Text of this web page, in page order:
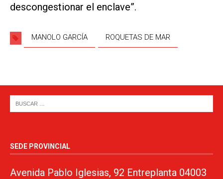
descongestionar el enclave”.
MANOLO GARCÍA ROQUETAS DE MAR
SEDE PROVINCIAL
Avenida Pablo Iglesias, 92 Entreplanta 04003